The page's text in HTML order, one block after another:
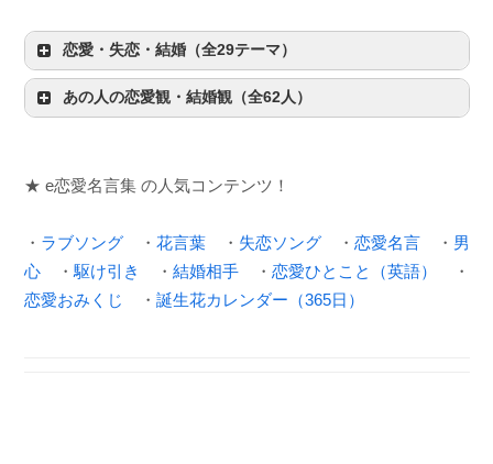
恋愛・失恋・結婚（全29テーマ）
あの人の恋愛観・結婚観（全62人）
★ e恋愛名言集 の人気コンテンツ！
・ ラブソング ・ 花言葉 ・ 失恋ソング ・ 恋愛名言 ・ 男
心 ・ 駆け引き ・ 結婚相手 ・ 恋愛ひとこと（英語）
・
恋愛おみくじ
・ 誕生花カレンダー（365日）